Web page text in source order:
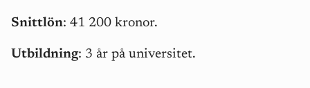
Snittlön: 41 200 kronor.
Utbildning: 3 år på universitet.